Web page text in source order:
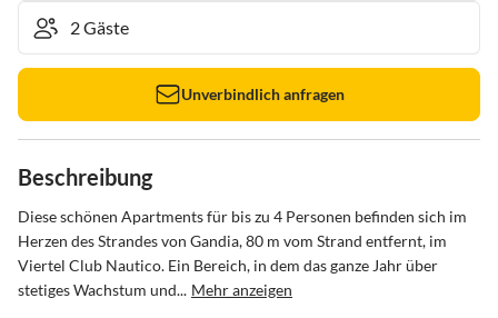
Unverbindlich anfragen
Beschreibung
Diese schönen Apartments für bis zu 4 Personen befinden sich im
Herzen des Strandes von Gandia, 80 m vom Strand entfernt, im
Viertel Club Nautico. Ein Bereich, in dem das ganze Jahr über
stetiges Wachstum und... Mehr anzeigen